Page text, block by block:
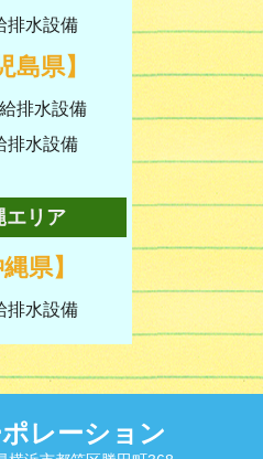
排水設備
島県】
排水設備
排水設備
エリア
縄県】
排水設備
レーション